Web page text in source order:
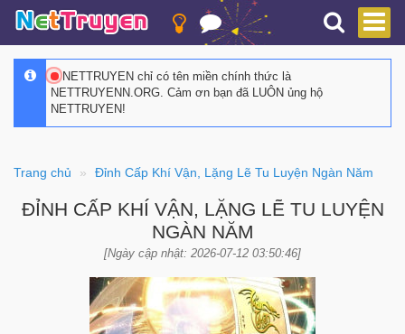
NETTRUYEN chỉ có tên miền chính thức là
NETTRUYENN.ORG. Cảm ơn bạn đã LUÔN ủng hộ
NETTRUYEN!
Trang chủ Đỉnh Cấp Khí Vận, Lặng Lẽ Tu Luyện Ngàn Năm
ĐỈNH CẤP KHÍ VẬN, LẶNG LẼ TU LUYỆN
NGÀN NĂM
[Ngày cập nhật: 2026-07-12 03:50:46]